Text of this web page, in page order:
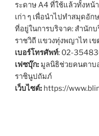
ระดาษ A4 ที่ใช้แล้วทั้งหน้
เก่า ๆ เพื่อนำไปทำสมุดอัก
ที่อยู่ในการบริจาค: สำนัก
ราชวิถี แขวงทุ่งพญาไท เ
เบอร์โทรศัพท์: 02-
เฟซบุ๊ก: มูลนิธิช่วยคนตาบ
ราชินูปถัมภ์
เว็บไซต์: https://